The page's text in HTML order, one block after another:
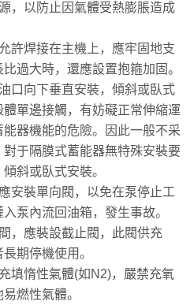
以防止因氣體受熱膨脹造成
焊接在主機上，應牢固地支
過大時，還應設置抱箍加固。
向下垂直安裝，傾斜或臥式
單邊接觸，有妨礙正常伸縮運
器機能的危險。因此一般不采
于隔膜式蓄能器無特殊安裝要
斜或臥式安裝。
裝單向閥，以免在泵停止工
泵內流回油箱，發生事故。
應裝設截止閥，此閥供充
期停機使用。
惰性氣體(如N2)，嚴禁充氧
燃性氣體。